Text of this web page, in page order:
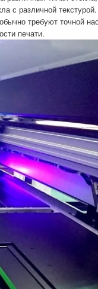
с различной текстурой.
требуют точной
печати.